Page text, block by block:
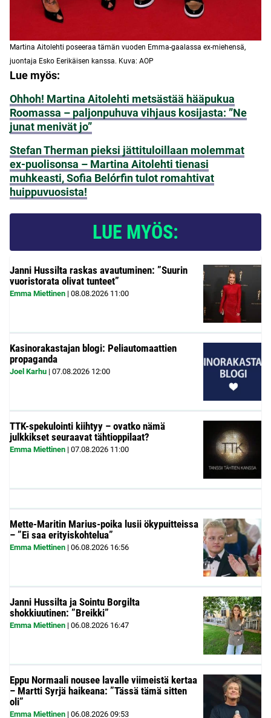
Martina Aitolehti poseeraa tämän vuoden Emma-gaalassa ex-miehensä,
juontaja Esko Eerikäisen kanssa. Kuva: AOP
Lue myös:
Ohhoh! Martina Aitolehti metsästää hääpukua
Roomassa – paljonpuhuva vihjaus kosijasta: ”Ne
junat menivät jo”
Stefan Therman pieksi jättituloillaan molemmat
ex-puolisonsa – Martina Aitolehti tienasi
muhkeasti, Sofia Belórfin tulot romahtivat
huippuvuosista!
LUE MYÖS:
Janni Hussilta raskas avautuminen: ”Suurin
vuoristorata olivat tunteet”
Emma Miettinen | 08.08.2026 11:00
Kasinorakastajan blogi: Peliautomaattien
propaganda
Joel Karhu | 07.08.2026 12:00
TTK-spekulointi kiihtyy – ovatko nämä
julkkikset seuraavat tähtioppilaat?
Emma Miettinen | 07.08.2026 11:00
Mette-Maritin Marius-poika lusii ökypuitteissa
– ”Ei saa erityiskohtelua”
Emma Miettinen | 06.08.2026 16:56
Janni Hussilta ja Sointu Borgilta
shokkiuutinen: ”Breikki”
Emma Miettinen | 06.08.2026 16:47
Eppu Normaali nousee lavalle viimeistä kertaa
– Martti Syrjä haikeana: ”Tässä tämä sitten
oli”
Emma Miettinen | 06.08.2026 09:53